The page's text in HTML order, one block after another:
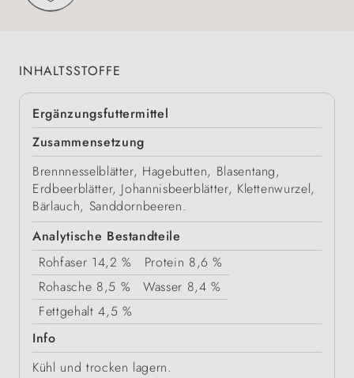
INHALTSSTOFFE
Ergänzungsfuttermittel
Zusammensetzung
Brennnesselblätter, Hagebutten, Blasentang,
Erdbeerblätter, Johannisbeerblätter, Klettenwurzel,
Bärlauch, Sanddornbeeren.
Analytische Bestandteile
Rohfaser 14,2 % Protein 8,6 %
Rohasche 8,5 % Wasser 8,4 %
Fettgehalt 4,5 %
Info
Kühl und trocken lagern.